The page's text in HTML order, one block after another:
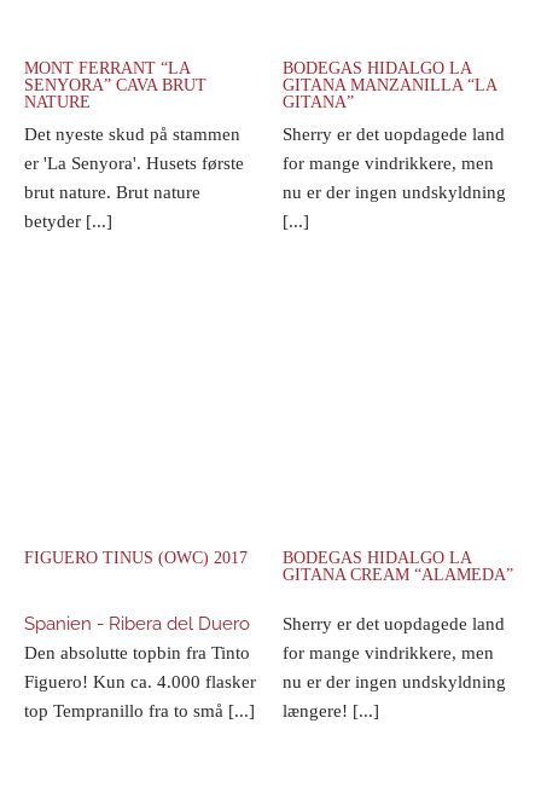
MONT FERRANT “LA
SENYORA” CAVA BRUT
NATURE
Det nyeste skud på stammen
er 'La Senyora'. Husets første
brut nature. Brut nature
betyder [...]
BODEGAS HIDALGO LA
GITANA MANZANILLA “LA
GITANA”
Sherry er det uopdagede land
for mange vindrikkere, men
nu er der ingen undskyldning
[...]
FIGUERO TINUS (OWC) 2017
Spanien - Ribera del Duero
Den absolutte topbin fra Tinto
Figuero! Kun ca. 4.000 flasker
top Tempranillo fra to små [...]
BODEGAS HIDALGO LA
GITANA CREAM “ALAMEDA”
Sherry er det uopdagede land
for mange vindrikkere, men
nu er der ingen undskyldning
længere! [...]